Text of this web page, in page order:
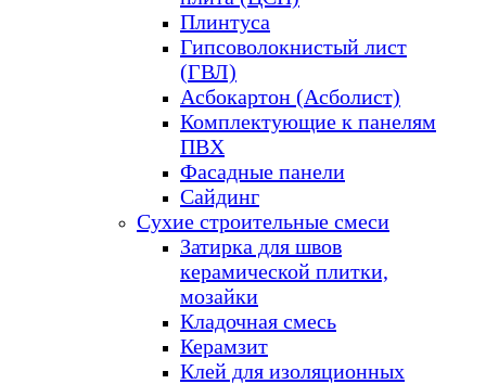
Плинтуса
Гипсоволокнистый лист
(ГВЛ)
Асбокартон (Асболист)
Комплектующие к панелям
ПВХ
Фасадные панели
Сайдинг
Сухие строительные смеси
Затирка для швов
керамической плитки,
мозайки
Кладочная смесь
Керамзит
Клей для изоляционных